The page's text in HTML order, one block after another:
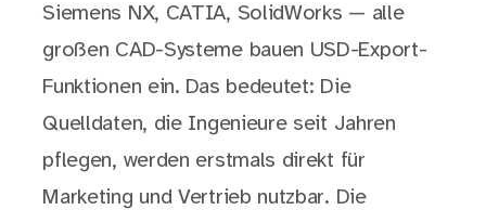
Siemens NX, CATIA, SolidWorks — alle
großen CAD-Systeme bauen USD-Export-
Funktionen ein. Das bedeutet: Die
Quelldaten, die Ingenieure seit Jahren
pflegen, werden erstmals direkt für
Marketing und Vertrieb nutzbar. Die